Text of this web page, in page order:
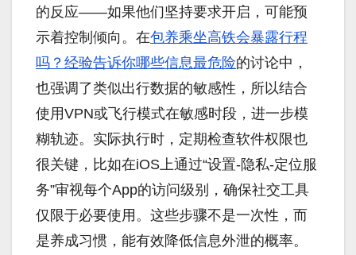
的反应——如果他们坚持要求开启，可能预
示着控制倾向。在包养乘坐高铁会暴露行程
吗？经验告诉你哪些信息最危险的讨论中，
也强调了类似出行数据的敏感性，所以结合
使用VPN或飞行模式在敏感时段，进一步模
糊轨迹。实际执行时，定期检查软件权限也
很关键，比如在iOS上通过“设置-隐私-定位服
务”审视每个App的访问级别，确保社交工具
仅限于必要使用。这些步骤不是一次性，而
是养成习惯，能有效降低信息外泄的概率。